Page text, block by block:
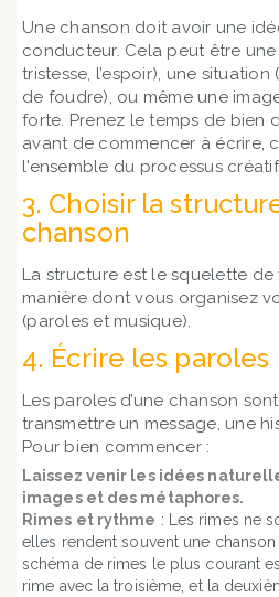
Une chanson doit avoir une
conducteur. Cela peut être
tristesse, l’espoir), une
de foudre), ou même une
forte. Prenez le temps de bien
avant de commencer à écrire,
l'ensemble du processus créatif.
3. Choisir la
chanson
La structure est le squelette de
manière dont vous organisez
(paroles et musique).
4. Écrire les paroles
Les paroles d’une chanson
transmettre un message, une
Pour bien commencer :
Laissez venir les idées
images et des métaphores.
Rimes et rythme : Les rimes ne
elles rendent souvent une
schéma de rimes le plus courant
rime avec la troisième, et la